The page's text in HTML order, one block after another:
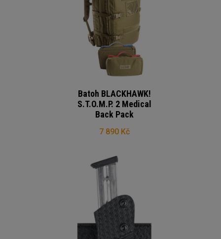
Batoh BLACKHAWK!
S.T.O.M.P. 2 Medical
Back Pack
7 890 Kč